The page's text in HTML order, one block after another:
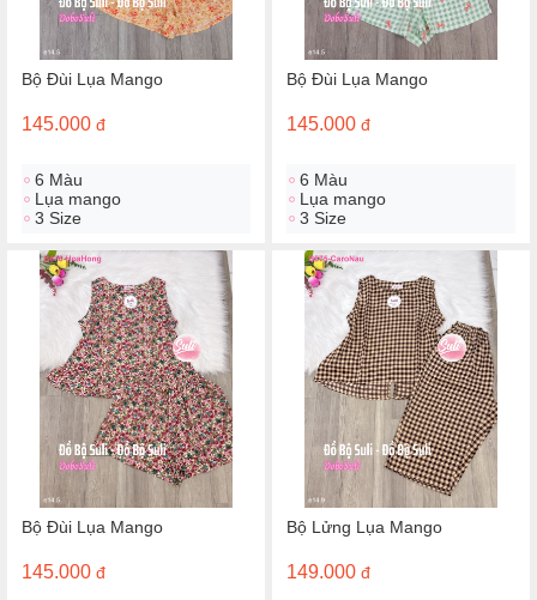
Bộ Đùi Lụa Mango
145.000 đ
6 Màu
Lụa mango
3 Size
Bộ Đùi Lụa Mango
145.000 đ
6 Màu
Lụa mango
3 Size
Bộ Đùi Lụa Mango
145.000 đ
Bộ Lửng Lụa Mango
149.000 đ